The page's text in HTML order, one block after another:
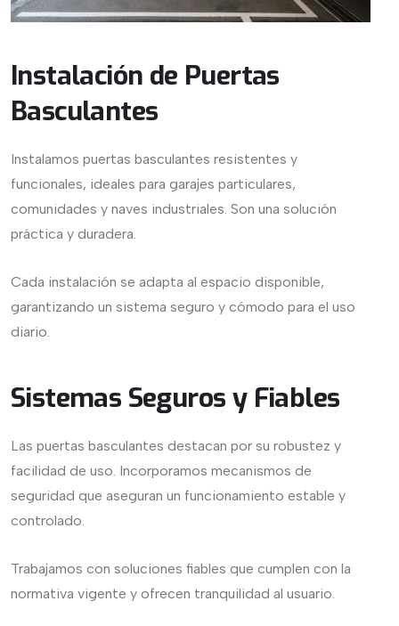
Instalación de Puertas
Basculantes
Instalamos puertas basculantes resistentes y
funcionales, ideales para garajes particulares,
comunidades y naves industriales. Son una solución
práctica y duradera.
Cada instalación se adapta al espacio disponible,
garantizando un sistema seguro y cómodo para el uso
diario.
Sistemas Seguros y Fiables
Las puertas basculantes destacan por su robustez y
facilidad de uso. Incorporamos mecanismos de
seguridad que aseguran un funcionamiento estable y
controlado.
Trabajamos con soluciones fiables que cumplen con la
normativa vigente y ofrecen tranquilidad al usuario.